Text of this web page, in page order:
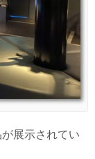
展示されてい